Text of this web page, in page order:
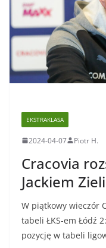
EKSTRAKLASA
2024-04-07 Piotr H.
Cracovia
Jackiem
W piątkowy wieczór
tabeli ŁKS-em Łódź
pozycję w tabeli